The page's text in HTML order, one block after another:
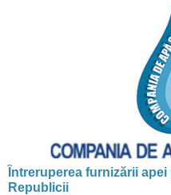
Întreruperea furnizării
Republicii